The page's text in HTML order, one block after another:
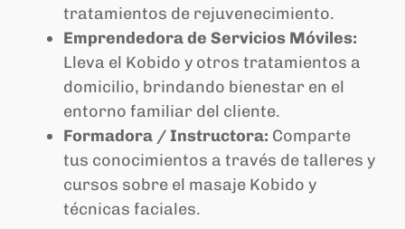
tratamientos de rejuvenecimiento.
Emprendedora de Servicios Móviles:
Lleva el Kobido y otros tratamientos a
domicilio, brindando bienestar en el
entorno familiar del cliente.
Formadora / Instructora: Comparte
tus conocimientos a través de talleres y
cursos sobre el masaje Kobido y
técnicas faciales.